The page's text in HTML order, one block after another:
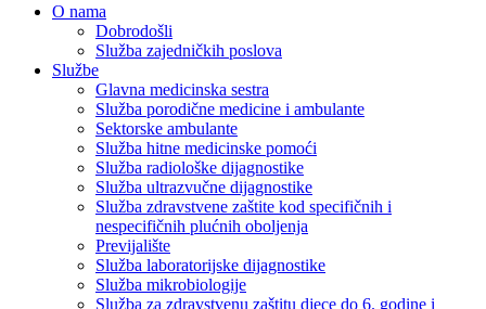
O nama
Dobrodošli
Služba zajedničkih poslova
Službe
Glavna medicinska sestra
Služba porodične medicine i ambulante
Sektorske ambulante
Služba hitne medicinske pomoći
Služba radiološke dijagnostike
Služba ultrazvučne dijagnostike
Služba zdravstvene zaštite kod specifičnih i
nespecifičnih plućnih oboljenja
Previjalište
Služba laboratorijske dijagnostike
Služba mikrobiologije
Služba za zdravstvenu zaštitu djece do 6. godine i